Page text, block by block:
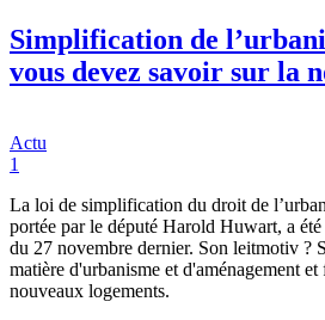
Simplification de
vous devez savoir sur la
Actu
1
La loi de simplification du droit de
portée par le député Harold Huwart, a
du 27 novembre dernier. Son leitmotiv ?
matière d'urbanisme et d'aménagement
nouveaux logements.